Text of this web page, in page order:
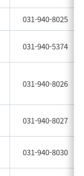
031-940-8025
031-940-5374
031-940-8026
031-940-8027
031-940-8030